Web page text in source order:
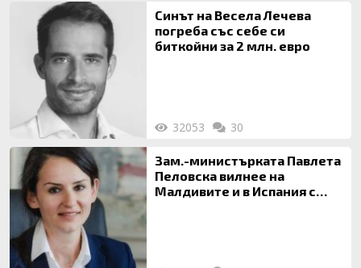
Синът на Весела Лечева
погреба със себе си
биткойни за 2 млн. евро
32053 30
Зам.-министърката Павлета
Пеловска вилнее на
Малдивите и в Испания с